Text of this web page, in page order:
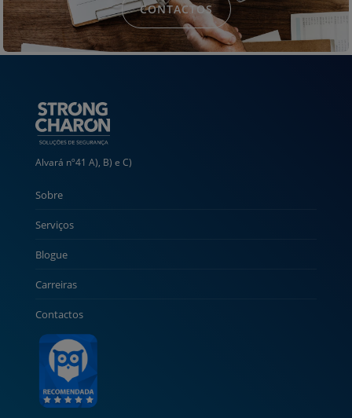
CONTACTOS
Alvará nº41 A), B) e C)
Sobre
Serviços
Blogue
Carreiras
Contactos